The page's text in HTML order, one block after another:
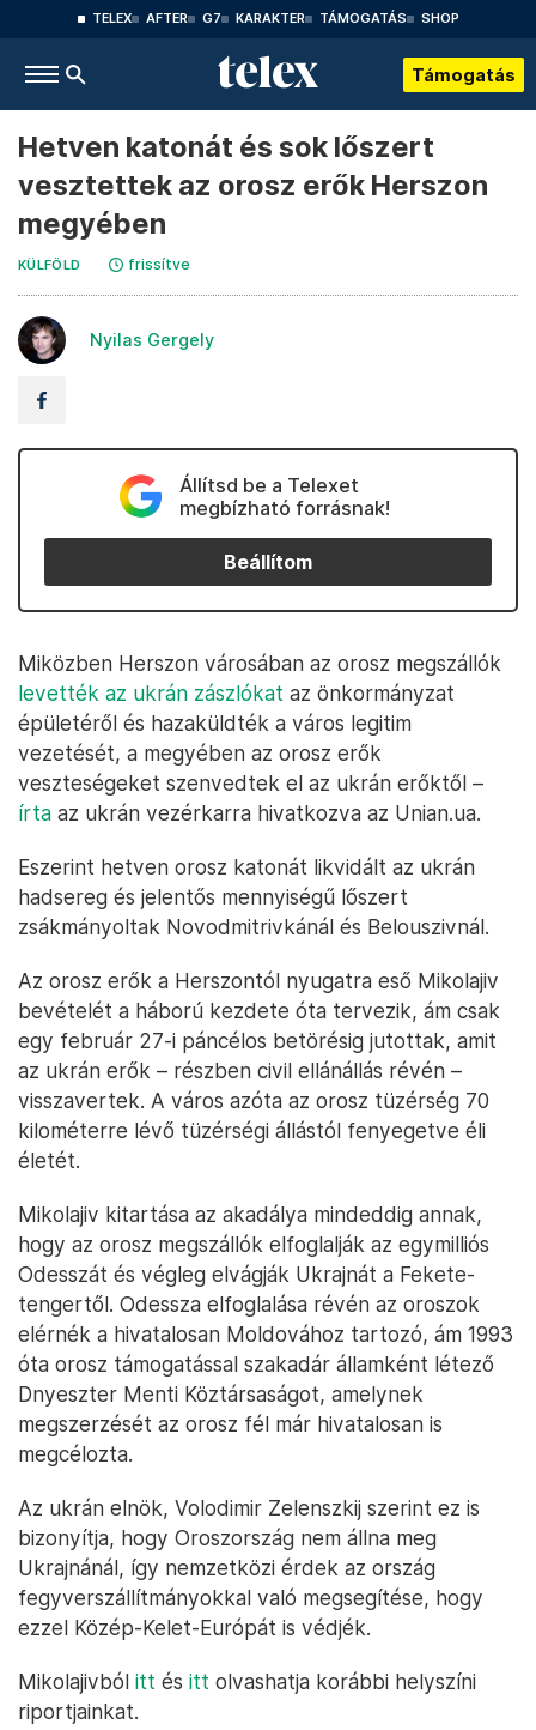
TELEX AFTER G7 KARAKTER TÁMOGATÁS SHOP
Támogatás
Hetven katonát és sok lőszert
vesztettek az orosz erők Herszon
megyében
KÜLFÖLD frissítve
Nyilas Gergely
Állítsd be a Telexet
megbízható forrásnak!
Beállítom
Miközben Herszon városában az orosz megszállók
levették az ukrán zászlókat az önkormányzat
épületéről és hazaküldték a város legitim
vezetését, a megyében az orosz erők
veszteségeket szenvedtek el az ukrán erőktől –
írta az ukrán vezérkarra hivatkozva az Unian.ua.
Eszerint hetven orosz katonát likvidált az ukrán
hadsereg és jelentős mennyiségű lőszert
zsákmányoltak Novodmitrivkánál és Belouszivnál.
Az orosz erők a Herszontól nyugatra eső Mikolajiv
bevételét a háború kezdete óta tervezik, ám csak
egy február 27-i páncélos betörésig jutottak, amit
az ukrán erők – részben civil ellánállás révén –
visszavertek. A város azóta az orosz tüzérség 70
kilométerre lévő tüzérségi állástól fenyegetve éli
életét.
Mikolajiv kitartása az akadálya mindeddig annak,
hogy az orosz megszállók elfoglalják az egymilliós
Odesszát és végleg elvágják Ukrajnát a Fekete-
tengertől. Odessza elfoglalása révén az oroszok
elérnék a hivatalosan Moldovához tartozó, ám 1993
óta orosz támogatással szakadár államként létező
Dnyeszter Menti Köztársaságot, amelynek
megszerzését az orosz fél már hivatalosan is
megcélozta.
Az ukrán elnök, Volodimir Zelenszkij szerint ez is
bizonyítja, hogy Oroszország nem állna meg
Ukrajnánál, így nemzetközi érdek az ország
fegyverszállítmányokkal való megsegítése, hogy
ezzel Közép-Kelet-Európát is védjék.
Mikolajivból itt és itt olvashatja korábbi helyszíni
riportjainkat.